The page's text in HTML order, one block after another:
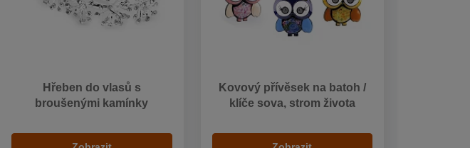
Hřeben do vlasů s
broušenými kamínky
Kovový přívěsek na batoh /
klíče sova, strom života